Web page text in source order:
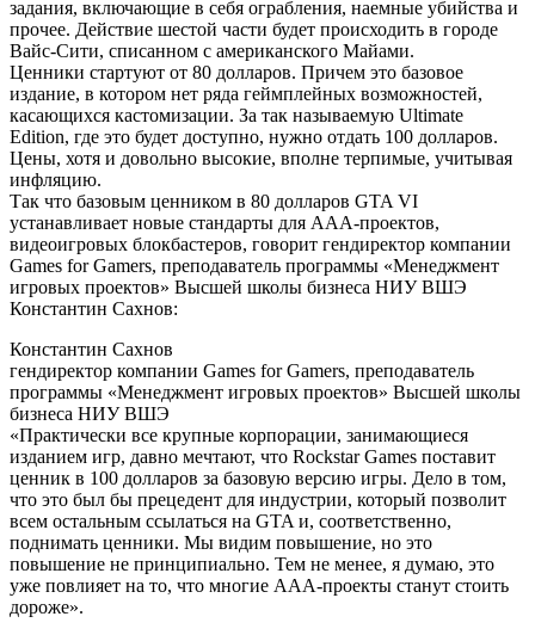
задания, включающие в себя ограбления, наемные убийства и
прочее. Действие шестой части будет происходить в городе
Вайс-Сити, списанном с американского Майами.
Ценники стартуют от 80 долларов. Причем это базовое
издание, в котором нет ряда геймплейных возможностей,
касающихся кастомизации. За так называемую Ultimate
Edition, где это будет доступно, нужно отдать 100 долларов.
Цены, хотя и довольно высокие, вполне терпимые, учитывая
инфляцию.
Так что базовым ценником в 80 долларов GTA VI
устанавливает новые стандарты для AAA-проектов,
видеоигровых блокбастеров, говорит гендиректор компании
Games for Gamers, преподаватель программы «Менеджмент
игровых проектов» Высшей школы бизнеса НИУ ВШЭ
Константин Сахнов:
Константин Сахнов
гендиректор компании Games for Gamers, преподаватель
программы «Менеджмент игровых проектов» Высшей школы
бизнеса НИУ ВШЭ
«Практически все крупные корпорации, занимающиеся
изданием игр, давно мечтают, что Rockstar Games поставит
ценник в 100 долларов за базовую версию игры. Дело в том,
что это был бы прецедент для индустрии, который позволит
всем остальным ссылаться на GTA и, соответственно,
поднимать ценники. Мы видим повышение, но это
повышение не принципиально. Тем не менее, я думаю, это
уже повлияет на то, что многие AAA-проекты станут стоить
дороже».